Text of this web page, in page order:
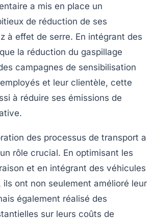
a mis en place un
de réduction de ses
à effet de serre. En intégrant des
la réduction du gaspillage
campagnes de sensibilisation
et leur clientèle, cette
à réduire ses émissions de
des processus de transport a
rôle crucial. En optimisant les
et en intégrant des véhicules
ils ont non seulement amélioré leur
également réalisé des
sur leurs coûts de